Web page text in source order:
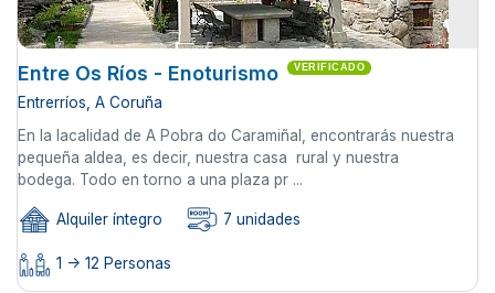
Entre Os Ríos - Enoturismo VERIFICADO
Entrerríos, A Coruña
En la lacalidad de A Pobra do Caramiñal, encontrarás nuestra
pequeña aldea, es decir, nuestra casa rural y nuestra
bodega. Todo en torno a una plaza pr ...
Alquiler íntegro 7 unidades
1 -> 12 Personas